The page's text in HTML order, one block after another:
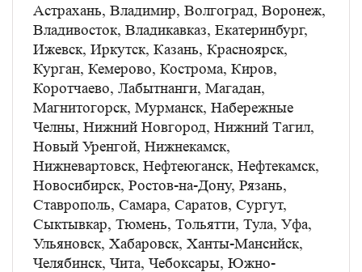
Астрахань, Владимир, Волгоград, Воронеж,
Владивосток, Владикавказ, Екатеринбург,
Ижевск, Иркутск, Казань, Красноярск,
Курган, Кемерово, Кострома, Киров,
Коротчаево, Лабытнанги, Магадан,
Магнитогорск, Мурманск, Набережные
Челны, Нижний Новгород, Нижний Тагил,
Новый Уренгой, Нижнекамск,
Нижневартовск, Нефтеюганск, Нефтекамск,
Новосибирск, Ростов-на-Дону, Рязань,
Ставрополь, Самара, Саратов, Сургут,
Сыктывкар, Тюмень, Тольятти, Тула, Уфа,
Ульяновск, Хабаровск, Ханты-Мансийск,
Челябинск, Чита, Чебоксары, Южно-